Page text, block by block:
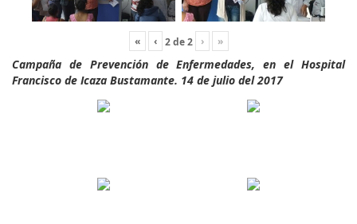
« ‹ 2de2 › »
Campaña de Prevención de Enfermedades, en el Hospital
Francisco de Icaza Bustamante. 14 de julio del 2017